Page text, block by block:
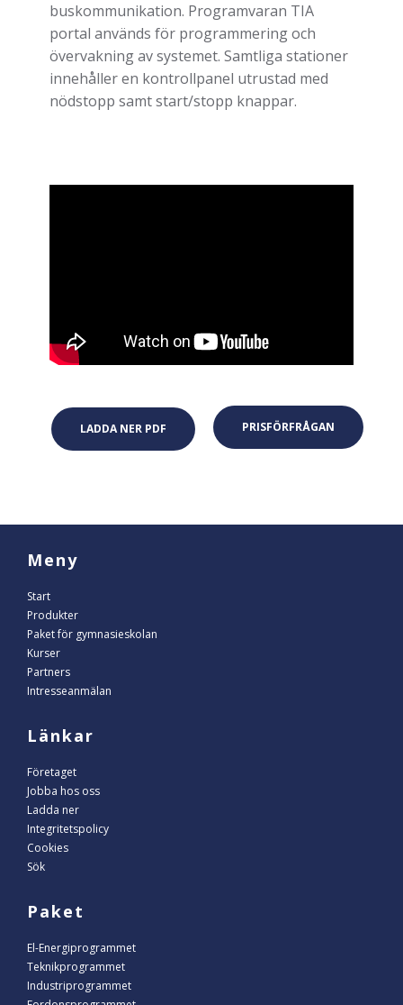
buskommunikation. Programvaran TIA
portal används för programmering och
övervakning av systemet. Samtliga stationer
innehåller en kontrollpanel utrustad med
nödstopp samt start/stopp knappar.
LADDA NER PDF PRISFÖRFRÅGAN
Meny
Start
Produkter
Paket för gymnasieskolan
Kurser
Partners
Intresseanmälan
Länkar
Företaget
Jobba hos oss
Ladda ner
Integritetspolicy
Cookies
Sök
Paket
El-Energiprogrammet
Teknikprogrammet
Industriprogrammet